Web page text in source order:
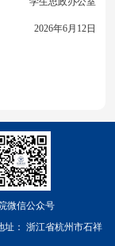
2026年6月 12日
微信公众号
址： 浙江省杭州市石祥